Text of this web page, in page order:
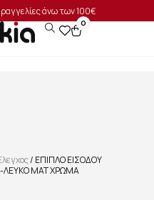
άνω των 100€
0
/ ΕΠΙΠΛΟ ΕΙΣΟΔΟΥ
ΛΕΥΚΟ ΜΑΤ ΧΡΩΜΑ